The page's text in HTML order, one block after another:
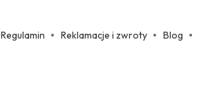
Regulamin Reklamacje i zwroty Blog